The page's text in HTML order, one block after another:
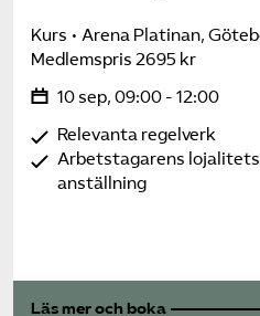
Kurs
Arena Platinan,
Medlemspris 2695 kr
10 sep, 09:00 - 12:00
Relevanta regelverk
Arbetstagarens
anställning
Läs mer och boka